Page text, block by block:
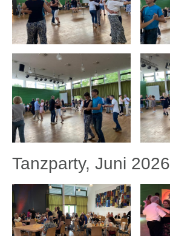
Tanzparty, Juni 2026